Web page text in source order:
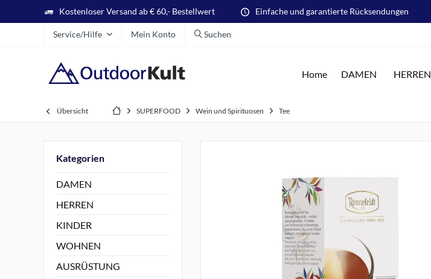
Kostenloser Versand ab € 60,- Bestellwert Einfache und garantierte Rücksendungen
Service/Hilfe Mein Konto Suchen
Home DAMEN HERREN
Übersicht SUPERFOOD Wein und Spirituosen Tee
Kategorien
DAMEN
HERREN
KINDER
WOHNEN
AUSRÜSTUNG